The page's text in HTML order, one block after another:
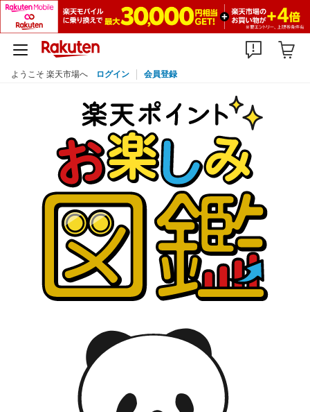
ようこそ 楽天市場へ ログイン 会員登録